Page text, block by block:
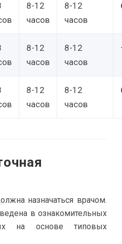
8-12
часов
8-12
часов
8-12
часов
8-12
часов
8-12
часов
8-12
часов
назначаться врачом.
в ознакомительных
на основе типовых